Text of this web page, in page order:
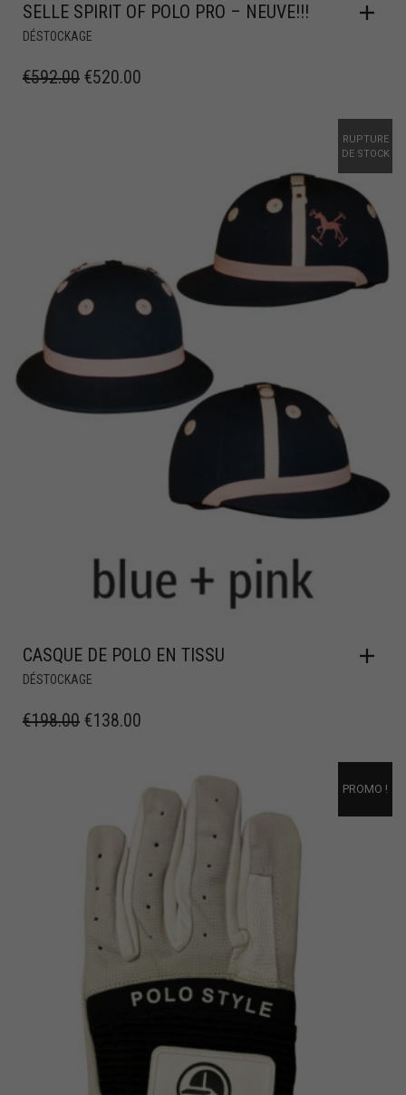
SELLE SPIRIT OF POLO PRO – NEUVE!!!
DÉSTOCKAGE
€592.00 €520.00
RUPTURE
DE STOCK
CASQUE DE POLO EN TISSU
DÉSTOCKAGE
€198.00 €138.00
PROMO !